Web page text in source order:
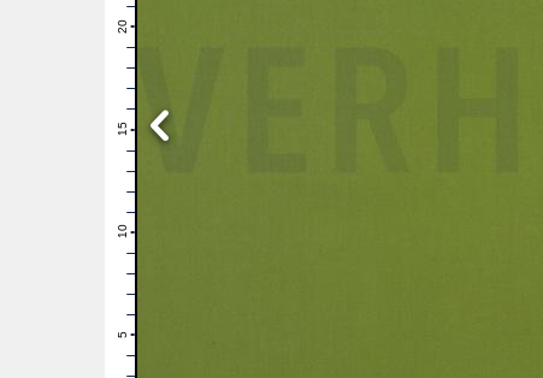
10
11
12
13
14
15
16
17
18
19
20
21